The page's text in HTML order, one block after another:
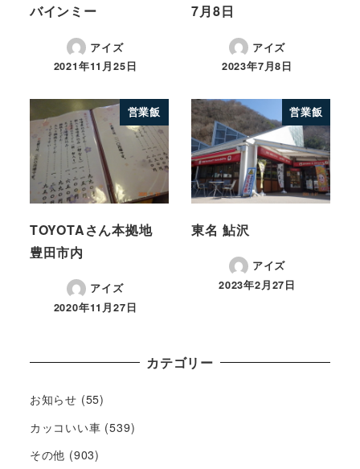
バインミー
アイズ
2021年11月25日
7月8日
アイズ
2023年7月8日
営業飯
TOYOTAさん本拠地
豊田市内
アイズ
2020年11月27日
営業飯
東名 鮎沢
アイズ
2023年2月27日
カテゴリー
お知らせ (55)
カッコいい車 (539)
その他 (903)